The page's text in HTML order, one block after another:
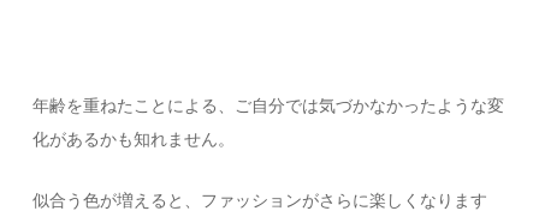
年齢を重ねたことによる、ご自分では気づかなかったような変
化があるかも知れません。
似合う色が増えると、ファッションがさらに楽しくなります